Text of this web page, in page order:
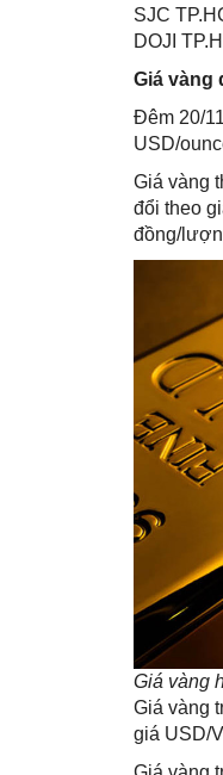
SJC
DOJI
Giá vàng
Đêm 20/
USD/
Giá vàng
đổi theo
đồng/
Giá vàng
Giá vàng
giá USD/